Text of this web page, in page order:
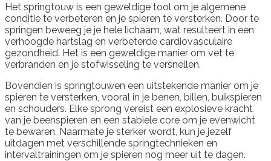
Het springtouw is een geweldige tool om je algemene
conditie te verbeteren en je spieren te versterken. Door te
springen beweeg je je hele lichaam, wat resulteert in een
verhoogde hartslag en verbeterde cardiovasculaire
gezondheid. Het is een geweldige manier om vet te
verbranden en je stofwisseling te versnellen.
Bovendien is springtouwen een uitstekende manier om je
spieren te versterken, vooral in je benen, billen, buikspieren
en schouders. Elke sprong vereist een explosieve kracht
van je beenspieren en een stabiele core om je evenwicht
te bewaren. Naarmate je sterker wordt, kun je jezelf
uitdagen met verschillende springtechnieken en
intervaltrainingen om je spieren nog meer uit te dagen.